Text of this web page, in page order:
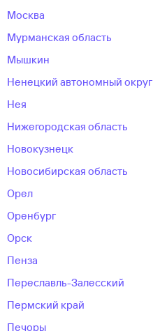
Москва
Мурманская область
Мышкин
Ненецкий автономный округ
Нея
Нижегородская область
Новокузнецк
Новосибирская область
Орел
Оренбург
Орск
Пенза
Переславль-Залесский
Пермский край
Печоры